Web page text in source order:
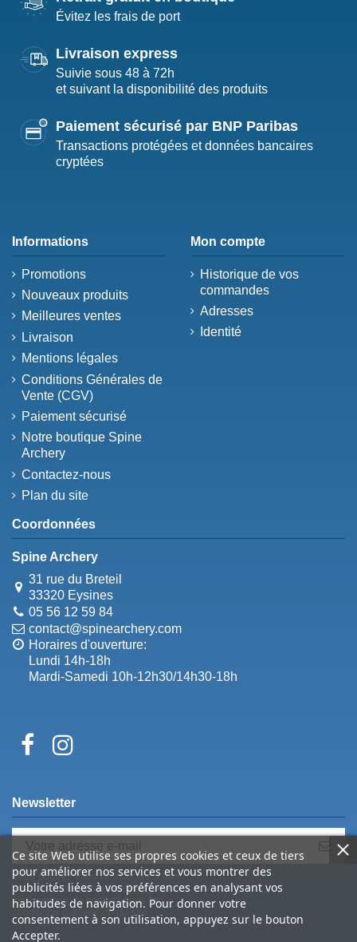
Évitez les frais de port
Livraison express
Suivie sous 48 à 72h
et suivant la disponibilité des produits
Paiement sécurisé par BNP Paribas
Transactions protégées et données bancaires
cryptées
Informations
Promotions
Nouveaux produits
Meilleures ventes
Livraison
Mentions légales
Conditions Générales de
Vente (CGV)
Paiement sécurisé
Notre boutique Spine
Archery
Contactez-nous
Plan du site
Mon compte
Historique de vos
commandes
Adresses
Identité
Coordonnées
Spine Archery
31 rue du Breteil
33320 Eysines
05 56 12 59 84
contact@spinearchery.com
Horaires d'ouverture:
Lundi 14h-18h
Mardi-Samedi 10h-12h30/14h30-18h
Ce site Web utilise ses propres cookies et ceux de tiers
pour améliorer nos services et vous montrer des
publicités liées à vos préférences en analysant vos
habitudes de navigation. Pour donner votre
consentement à son utilisation, appuyez sur le bouton
Accepter.
Newsletter
Vous pouvez vous désinscrire à tout
moment. Vous trouverez pour cela nos
informations de contact dans les
conditions d'utilisation du site.